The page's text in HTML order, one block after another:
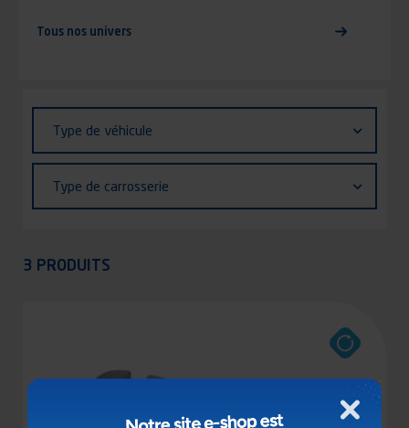
véhicule
Type de véhicule
carrosserie
Type de carrosserie
3 PRODUITS
Tous nos univers